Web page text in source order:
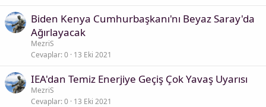
Biden Kenya Cumhurbaşkanı'nı Beyaz Saray'da
Ağırlayacak
MezriS
Cevaplar 0 13 Eki 2021
IEA'dan Temiz Enerjiye Geçiş Çok Yavaş Uyarısı
MezriS
Cevaplar 0 13 Eki 2021